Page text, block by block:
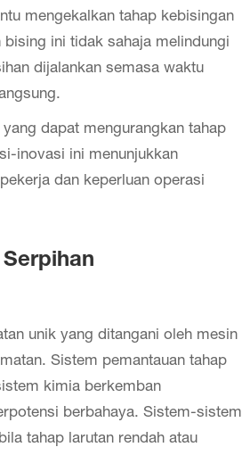
mengekalkan tahap kebisingan
ini tidak sahaja melindungi
dijalankan semasa waktu
dapat mengurangkan tahap
inovasi ini menunjukkan
dan keperluan operasi
unik yang ditangani oleh mesin
Sistem pemantauan tahap
kimia berkemban
berbahaya. Sistem-sistem
tahap larutan rendah atau